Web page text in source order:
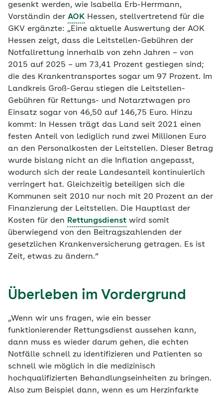
gesenkt werden, wie Isabella Erb-Herrmann,
Vorständin der AOK Hessen, stellvertretend für die
GKV ergänzte: „Eine aktuelle Auswertung der AOK
Hessen zeigt, dass die Leitstellen-Gebühren der
Notfallrettung innerhalb von zehn Jahren – von
2015 auf 2025 – um 73,41 Prozent gestiegen sind;
die des Krankentransportes sogar um 97 Prozent. Im
Landkreis Groß-Gerau stiegen die Leitstellen-
Gebühren für Rettungs- und Notarztwagen pro
Einsatz sogar von 46,50 auf 146,75 Euro. Hinzu
kommt: In Hessen trägt das Land seit 2021 einen
festen Anteil von lediglich rund zwei Millionen Euro
an den Personalkosten der Leitstellen. Dieser Betrag
wurde bislang nicht an die Inflation angepasst,
wodurch sich der reale Landesanteil kontinuierlich
verringert hat. Gleichzeitig beteiligen sich die
Kommunen seit 2010 nur noch mit 20 Prozent an der
Finanzierung der Leitstellen. Die Hauptlast der
Kosten für den Rettungsdienst wird somit
überwiegend von den Beitragszahlenden der
gesetzlichen Krankenversicherung getragen. Es ist
Zeit, etwas zu ändern.“
Überleben im Vordergrund
„Wenn wir uns fragen, wie ein besser
funktionierender Rettungsdienst aussehen kann,
dann muss es wieder darum gehen, die echten
Notfälle schnell zu identifizieren und Patienten so
schnell wie möglich in die medizinisch
hochqualifizierten Behandlungseinheiten zu bringen.
Also zum Beispiel dann, wenn es um Herzinfarkte